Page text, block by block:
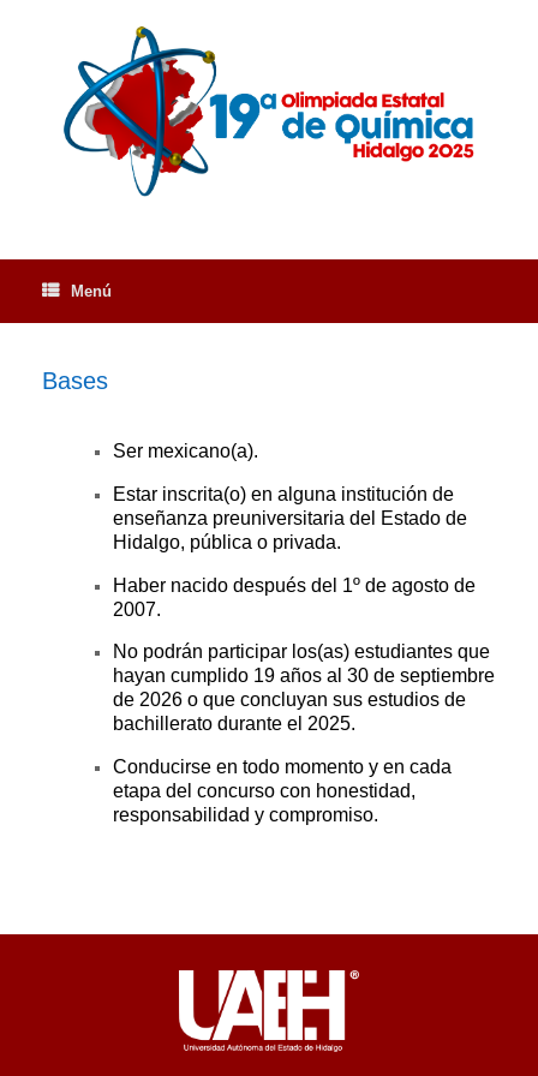
Menú
Bases
Ser mexicano(a).
Estar inscrita(o) en alguna institución de
enseñanza preuniversitaria del Estado de
Hidalgo, pública o privada.
Haber nacido después del 1º de agosto de
2007.
No podrán participar los(as) estudiantes que
hayan cumplido 19 años al 30 de septiembre
de 2026 o que concluyan sus estudios de
bachillerato durante el 2025.
Conducirse en todo momento y en cada
etapa del concurso con honestidad,
responsabilidad y compromiso.